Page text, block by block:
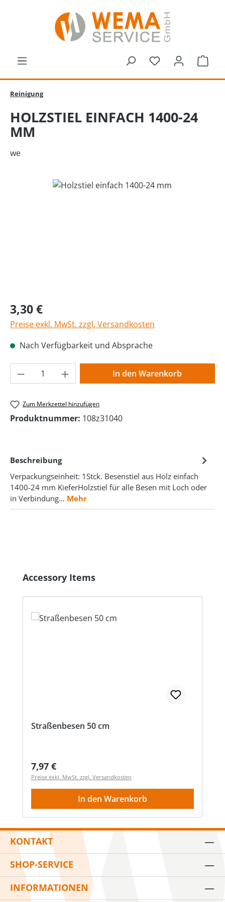
Zum Hauptinhalt springen
Du hast 0
Reinigung
HOLZSTIEL EINFACH 1400-24
MM
we
Bildergalerie überspringen
Regulärer Preis:
3,30 €
Preise exkl. MwSt. zzgl. Versandkosten
Nach Verfügbarkeit und Absprache
Produkt Anzahl: Gib den gewünschten
In den Warenkorb
Zum Merkzettel hinzufügen
Produktnummer: 108z31040
Beschreibung
Verpackungseinheit: 1Stck. Besenstiel aus Holz einfach
1400-24 mm KieferHolzstiel für alle Besen mit Loch oder
in Verbindung… Mehr
Produktgalerie überspringen
Accessory Items
Straßenbesen 50 cm
Regulärer Preis:
7,97 €
Preise exkl. MwSt. zzgl. Versandkosten
In den Warenkorb
KONTAKT
SHOP-SERVICE
INFORMATIONEN